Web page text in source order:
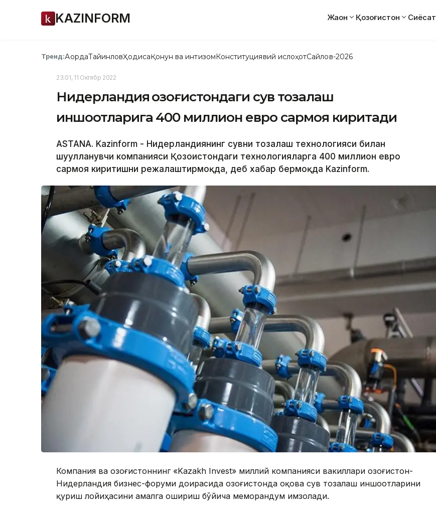
KAZINFORM Жаҳон Қозоғистон Сиёсат
Тренд:АқордаТайинловҲодисаҚонун ва интизомКонституциявий ислоҳотСайлов-2026
23:01, 11 Октябр 2022
Нидерландия Қозоғистондаги сув тозалаш
иншоотларига 400 миллион евро сармоя киритади
ASTANA. Kazinform - Нидерландиянинг сувни тозалаш технологияси билан
шуғулланувчи компанияси Қозоғистондаги технологияларга 400 миллион евро
сармоя киритишни режалаштирмоқда, деб хабар бермоқда Kazinform.
Компания ва Қозоғистоннинг «Kazakh Invest» миллий компанияси вакиллари Қозоғистон-
Нидерландия бизнес-форуми доирасида Қозоғистонда оқова сув тозалаш иншоотларини
қуриш лойиҳасини амалга ошириш бўйича меморандум имзолади.